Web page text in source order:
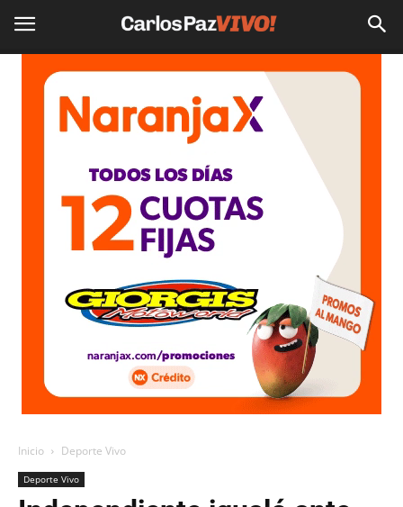
Inicio Deporte Vivo
Deporte Vivo